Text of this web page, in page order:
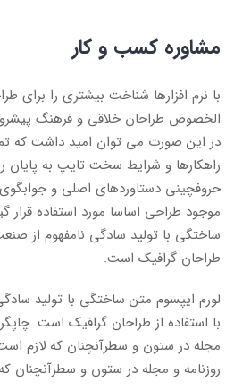
مشاوره کسب و کار
با نرم افزارها شناخت بیشتری را برای
الخصوص طراحان خلاقی و فرهنگ پیشرو
در این صورت می توان امید داشت که
راهکارها و شرایط سخت تایپ به پایان
حروفچینی دستاوردهای اصلی و
موجود طراحی اساسا مورد استفاده قرار
ساختگی با تولید سادگی نامفهوم از
طراحان گرافیک است.
لورم ایپسوم متن ساختگی با تولید
با استفاده از طراحان گرافیک است.
مجله در ستون و سطرآنچنان که لازم
روزنامه و مجله در ستون و سطرآنچنان